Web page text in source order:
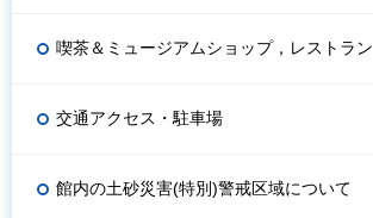
喫茶＆ミュージアムショップ，レストラン
交通アクセス・駐車場
館内の土砂災害(特別)警戒区域について